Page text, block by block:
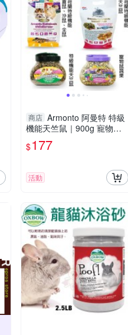
商店 Armonto 阿曼特 特級
機能天竺鼠｜900g 寵物鼠
蔬果｜1.2kg寵物鼠蔬果
『寵喵樂旗艦店』
$177
活動